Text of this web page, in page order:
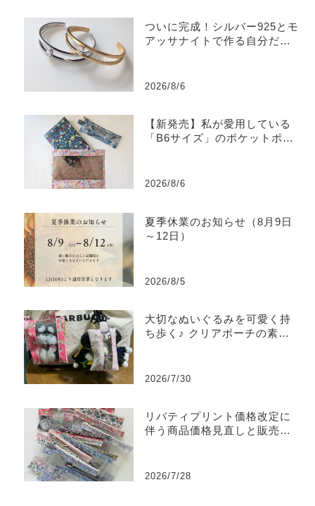
ついに完成！シルバー925とモ
アッサナイトで作る自分だけ
2026/8/6
【新発売】私が愛用している
「B6サイズ」のポケットポー
2026/8/6
夏季休業のお知らせ（8月9日
～12日）
2026/8/5
大切なぬいぐるみを可愛く持
ち歩く♪ クリアポーチの素敵
2026/7/30
リバティプリント価格改定に
伴う商品価格見直しと販売終
2026/7/28